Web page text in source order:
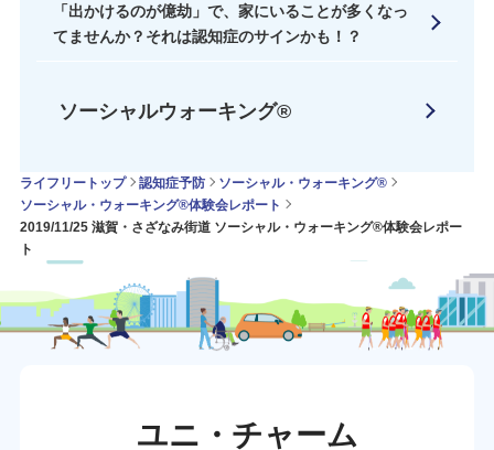
「出かけるのが億劫」で、家にいることが多くなっ
てませんか？それは認知症のサインかも！？
ソーシャルウォーキング®
ライフリートップ 認知症予防
ソーシャル・ウォーキング®
ソーシャル・ウォーキング®体験会レポート
2019/11/25 滋賀・さざなみ街道 ソーシャル・ウォーキング®体験会レポー
ト
ユニ・チャーム